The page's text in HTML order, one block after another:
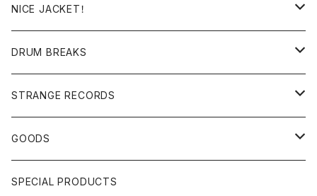
日本語ラップ
JAPANESE DJ
MIXTAPE
LP(+ OBI)
7"/12"
NICE JACKET！
DONUTS 45
GIRLS
HIPHOP CLASSIC GALLERY
日本語ラップ CLASSIC GALLERY
DRUM BREAKS
US/UK/OTHERS
JAPANESE
STRANGE RECORDS
DRUM DRUM DRUM/KARAOKE
パチソン/AUDIO CHECK/LIBRARY
GOODS
BOOK
SPECIAL PRODUCTS